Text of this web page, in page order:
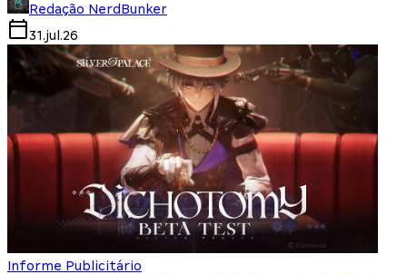
Redação NerdBunker
31.jul.26
Informe Publicitário